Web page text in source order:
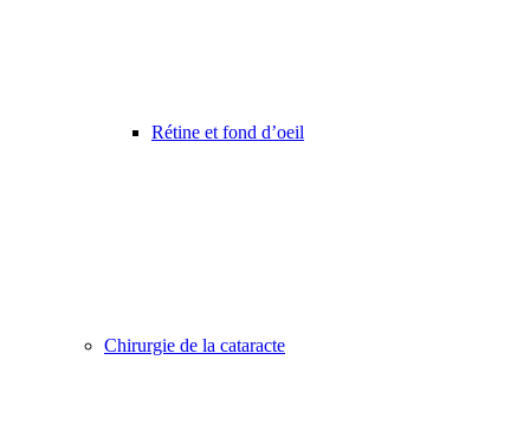
Rétine et fond d’oeil
Chirurgie de la cataracte